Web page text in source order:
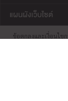
แผนผังเว็บไซต์
ข้อตกลงและเงื่อนไข